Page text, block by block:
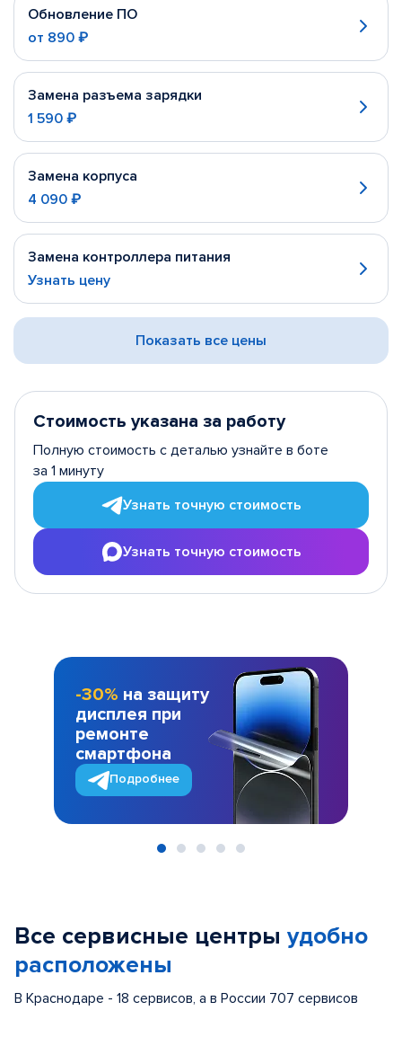
Обновление ПО
от 890 ₽
Замена разъема зарядки
1 590 ₽
Замена корпуса
4 090 ₽
Замена контроллера питания
Узнать цену
Показать все цены
Стоимость указана за работу
Полную стоимость с деталью узнайте в боте
за 1 минуту
Узнать точную стоимость
Узнать точную стоимость
-30% на защиту
дисплея при
ремонте
смартфона
Подробнее
Все сервисные центры удобно
расположены
В Краснодаре - 18 сервисов, а в России 707 сервисов